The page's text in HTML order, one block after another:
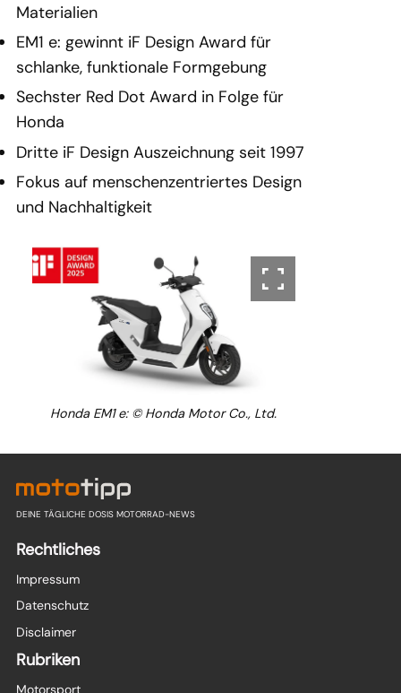
Materialien
EM1 e: gewinnt iF Design Award für
schlanke, funktionale Formgebung
Sechster Red Dot Award in Folge für
Honda
Dritte iF Design Auszeichnung seit 1997
Fokus auf menschenzentriertes Design
und Nachhaltigkeit
Honda EM1 e: © Honda Motor Co., Ltd.
DEINE TÄGLICHE DOSIS MOTORRAD-NEWS
Rechtliches
Impressum
Datenschutz
Disclaimer
Rubriken
Motorsport